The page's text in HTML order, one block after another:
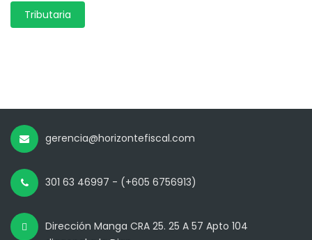
Tributaria
gerencia@horizontefiscal.com
301 63 46997 - (+605 6756913)
Dirección Manga CRA 25. 25 A 57 Apto 104